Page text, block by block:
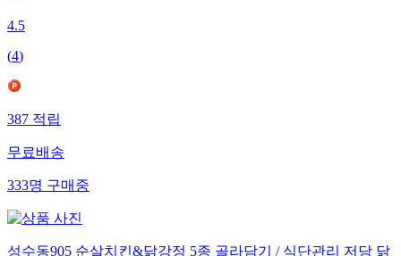
4.5
(4)
387 적립
무료배송
333명 구매중
성수동905 순살치킨&닭강정 5종 골라담기 / 식단관리 저당 닭